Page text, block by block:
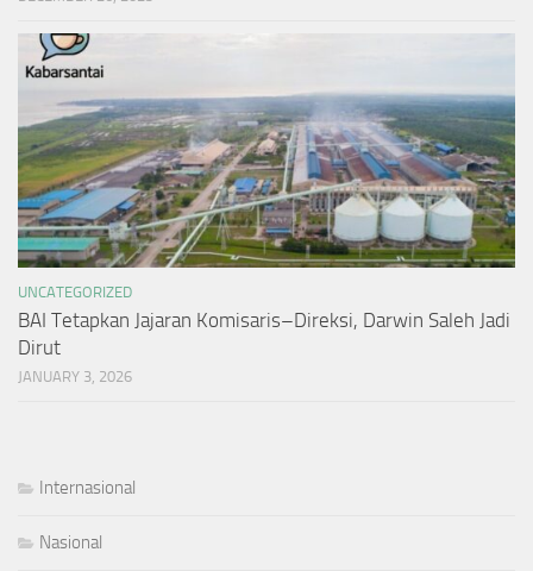
UNCATEGORIZED
BAI Tetapkan Jajaran Komisaris–Direksi, Darwin Saleh Jadi
Dirut
JANUARY 3, 2026
Internasional
Nasional